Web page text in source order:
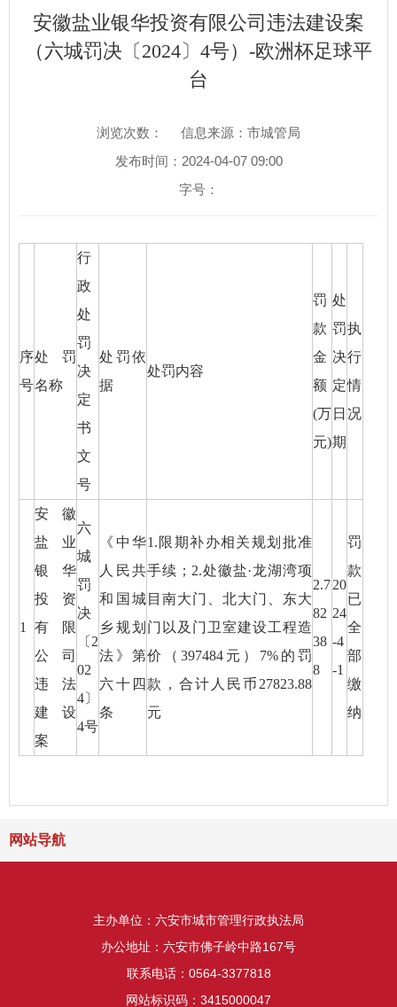
安徽盐业银华投资有限公司违法建设案
（六城罚决〔2024〕4号）-欧洲杯足球平
台
浏览次数：
信息来源：市城管局
发布时间：2024-04-07 09:00
字号：
序
号
处罚
名称
行
政
处
罚
决
定
书
文
号
处罚依
据
处罚内容
罚
款
金
额
(万
元)
处
罚
决
定
日
期
执
行
情
况
1
安徽
盐业
银华
投资
有限
公司
违法
建设
案
六
城
罚
决
〔2
02
4〕
4号
《中华
人民共
和国城
乡规划
法》第
六十四
条
1.限期补办相关规划批准
手续；2.处徽盐·龙湖湾项
目南大门、北大门、东大
门以及门卫室建设工程造
价（397484元）7%的罚
款，合计人民币27823.88
元
2.7
82
38
8
20
24
-4
-1
罚
款
已
全
部
缴
纳
网站导航
主办单位：六安市城市管理行政执法局
办公地址：六安市佛子岭中路167号
联系电话：0564-3377818
网站标识码：3415000047